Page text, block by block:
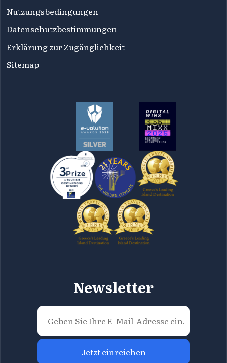
Nutzungsbedingungen
Datenschutzbestimmungen
Erklärung zur Zugänglichkeit
Sitemap
Newsletter
Jetzt einreichen